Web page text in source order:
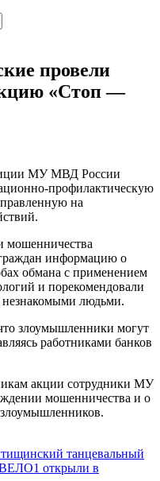
провели
«Стоп —
МУ МВД России
профилактическую
на
мошенничества
информацию о
обмана с применением
и порекомендовали
людьми.
злоумышленники могут
работниками банков
акции сотрудники МУ
мошенничества и о
танцевальный
ВЕЛО1 открыли в